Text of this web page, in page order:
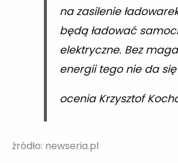
na zasilenie
będą ładować
elektryczne. Bez
energii tego nie da
ocenia Krzysztof
źródło: newseria.pl